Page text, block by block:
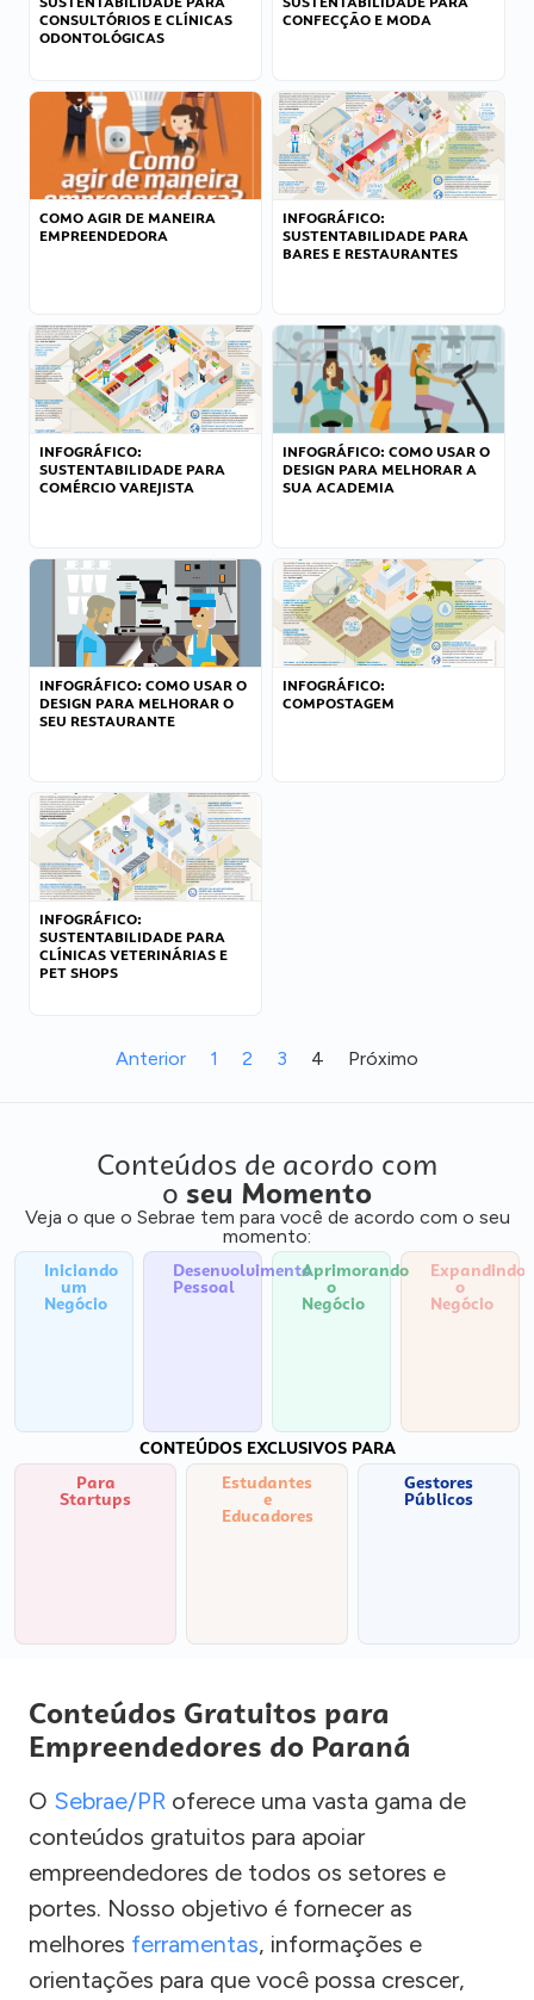
CONSULTÓRIOS E CLÍNICAS
ODONTOLÓGICAS
CONFECÇÃO E MODA
COMO AGIR DE MANEIRA
EMPREENDEDORA
INFOGRÁFICO:
SUSTENTABILIDADE PARA
BARES E RESTAURANTES
INFOGRÁFICO:
SUSTENTABILIDADE PARA
COMÉRCIO VAREJISTA
INFOGRÁFICO: COMO USAR O
DESIGN PARA MELHORAR A
SUA ACADEMIA
INFOGRÁFICO: COMO USAR O
DESIGN PARA MELHORAR O
SEU RESTAURANTE
INFOGRÁFICO:
COMPOSTAGEM
INFOGRÁFICO:
SUSTENTABILIDADE PARA
CLÍNICAS VETERINÁRIAS E
PET SHOPS
Anterior 1 2 3 4 Próximo
Conteúdos de acordo com
o seu Momento
Veja o que o Sebrae tem para você de acordo com o seu
momento:
Iniciando
um
Negócio
Desenvolvimento
Pessoal
Aprimorando
o
Negócio
Expandindo
o
Negócio
CONTEÚDOS EXCLUSIVOS PARA
Para
Startups
Estudantes
e
Educadores
Gestores
Públicos
Conteúdos Gratuitos para
Empreendedores do Paraná
O Sebrae/PR oferece uma vasta gama de
conteúdos gratuitos para apoiar
empreendedores de todos os setores e
portes. Nosso objetivo é fornecer as
melhores ferramentas, informações e
orientações para que você possa crescer,